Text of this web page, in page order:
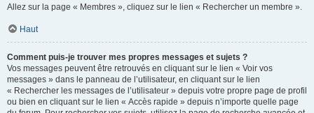
Allez sur la page « Membres », cliquez sur le lien « Rechercher un membre ».
Haut
Comment puis-je trouver mes propres messages et sujets ?
Vos messages peuvent être retrouvés en cliquant sur le lien « Voir vos
messages » dans le panneau de l’utilisateur, en cliquant sur le lien
« Rechercher les messages de l’utilisateur » depuis votre propre page de profil
ou bien en cliquant sur le lien « Accès rapide » depuis n’importe quelle page